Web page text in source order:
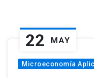
22 MAY
Microeconomía